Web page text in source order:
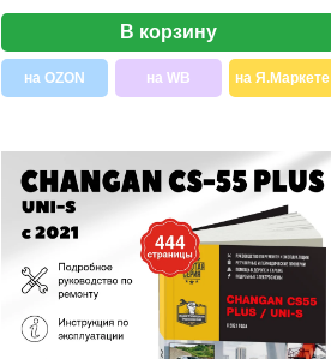
В корзину
на OZON на WB на Я.Маркете